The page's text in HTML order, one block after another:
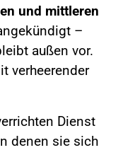
und mittleren
–
außen vor.
verheerender
Dienst
denen sie sich